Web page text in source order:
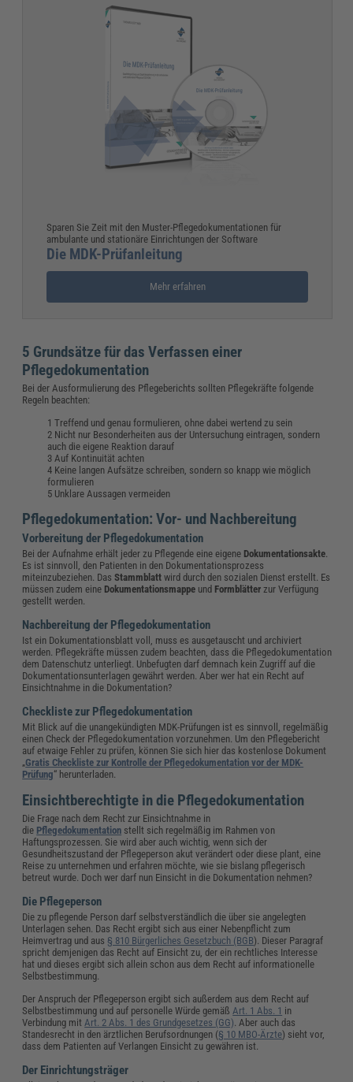
Sparen Sie Zeit mit den Muster-Pflegedokumentationen für
ambulante und stationäre Einrichtungen der Software
Die MDK-Prüfanleitung
Mehr erfahren
5 Grundsätze für das Verfassen einer
Pflegedokumentation
Bei der Ausformulierung des Pflegeberichts sollten Pflegekräfte folgende
Regeln beachten:
Treffend und genau formulieren, ohne dabei wertend zu sein
Nicht nur Besonderheiten aus der Untersuchung eintragen, sondern
auch die eigene Reaktion darauf
Auf Kontinuität achten
Keine langen Aufsätze schreiben, sondern so knapp wie möglich
formulieren
Unklare Aussagen vermeiden
Pflegedokumentation: Vor- und Nachbereitung
Vorbereitung der Pflegedokumentation
Bei der Aufnahme erhält jeder zu Pflegende eine eigene Dokumentationsakte
Es ist sinnvoll, den Patienten in den Dokumentationsprozess
miteinzubeziehen. DasStammblatt wird durch den sozialen Dienst erstellt. Es
müssen zudem eine Dokumentationsmappe und Formblätter zur Verfügung
gestellt werden.
Nachbereitung der Pflegedokumentation
Ist ein Dokumentationsblatt voll, muss es ausgetauscht und archiviert
werden. Pflegekräfte müssen zudem beachten, dass die Pflegedokumentation
dem Datenschutz unterliegt. Unbefugten darf demnach kein Zugriff auf die
Dokumentationsunterlagen gewährt werden. Aber wer hat ein Recht auf
Einsichtnahme in die Dokumentation?
Checkliste zur Pflegedokumentation
Mit Blick auf die unangekündigten MDK-Prüfungen ist es sinnvoll, regelmäßig
einen Check der Pflegedokumentation vorzunehmen. Um den Pflegebericht
auf etwaige Fehler zu prüfen, können Sie sich hier das kostenlose Dokument
„Gratis Checkliste zur Kontrolle der Pflegedokumentation vor der MDK-
Prüfung“ herunterladen.
Einsichtberechtigte in die Pflegedokumentation
Die Frage nach dem Recht zur Einsichtnahme in
die Pflegedokumentation stellt sich regelmäßig im Rahmen von
Haftungsprozessen. Sie wird aber auch wichtig, wenn sich der
Gesundheitszustand der Pflegeperson akut verändert oder diese plant, eine
Reise zu unternehmen und erfahren möchte, wie sie bislang pflegerisch
betreut wurde. Doch wer darf nun Einsicht in die Dokumentation nehmen?
Die Pflegeperson
Die zu pflegende Person darf selbstverständlich die über sie angelegten
Unterlagen sehen. Das Recht ergibt sich aus einer Nebenpflicht zum
Heimvertrag und aus § 810 Bürgerliches Gesetzbuch (BGB). Dieser Paragraf
spricht demjenigen das Recht auf Einsicht zu, der ein rechtliches Interesse
hat und dieses ergibt sich allein schon aus dem Recht auf informationelle
Selbstbestimmung.
Der Anspruch der Pflegeperson ergibt sich außerdem aus dem Recht auf
Selbstbestimmung und auf personelle Würde gemäß Art. 1 Abs. 1 in
Verbindung mit Art. 2 Abs. 1 des Grundgesetzes (GG) . Aber auch das
Standesrecht in den ärztlichen Berufsordnungen (§ 10 MBO-Ärzte) sieht vor,
dass dem Patienten auf Verlangen Einsicht zu gewähren ist.
Der Einrichtungsträger